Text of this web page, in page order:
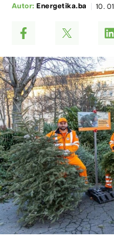
Autor: Energetika.ba 10.